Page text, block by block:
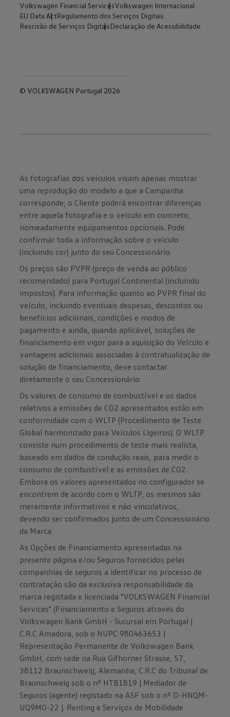
Volkswagen Financial ServicesVolkswagen Internacional
EU Data ActRegulamento dos Serviços Digitais
Rescisão de Serviços DigitaisDeclaração de Acessibilidade
© VOLKSWAGEN Portugal 2026
As fotografias dos veículos visam apenas mostrar
uma reprodução do modelo a que a Campanha
corresponde; o Cliente poderá encontrar diferenças
entre aquela fotografia e o veículo em concreto,
nomeadamente equipamentos opcionais. Pode
confirmar toda a informação sobre o veículo
(incluindo cor) junto do seu Concessionário.
Os preços são PVPR (preço de venda ao público
recomendado) para Portugal Continental (incluindo
impostos). Para informação quanto ao PVPR final do
veículo, incluindo eventuais despesas, descontos ou
benefícios adicionais, condições e modos de
pagamento e ainda, quando aplicável, soluções de
financiamento em vigor para a aquisição do Veículo e
vantagens adicionais associadas à contratualização de
solução de financiamento, deve contactar
diretamente o seu Concessionário.
Os valores de consumo de combustível e os dados
relativos a emissões de CO2 apresentados estão em
conformidade com o WLTP (Procedimento de Teste
Global harmonizado para Veículos Ligeiros). O WLTP
consiste num procedimento de teste mais realista,
baseado em dados de condução reais, para medir o
consumo de combustível e as emissões de CO2.
Embora os valores apresentados no configurador se
encontrem de acordo com o WLTP, os mesmos são
meramente informativos e não vinculativos,
devendo ser confirmados junto de um Concessionário
da Marca.
As Opções de Financiamento apresentadas na
presente página e/ou Seguros fornecidos pelas
companhias de seguros a identificar no processo de
contratação são da exclusiva responsabilidade da
marca registada e licenciada "VOLKSWAGEN Financial
Services" (Financiamento e Seguros através do
Volkswagen Bank GmbH - Sucursal em Portugal |
C.R.C Amadora, sob o NUPC 980463653 |
Representação Permanente de Volkswagen Bank
GmbH, com sede na Rua Gifhorner Strasse, 57,
38112 Braunschweig, Alemanha, C.R.C do Tribunal de
Braunschweig sob o nº HTB1819 | Mediador de
Seguros (agente) registado na ASF sob o nº D-HNQM-
UQ9MO-22 |. Renting e Serviços de Mobilidade